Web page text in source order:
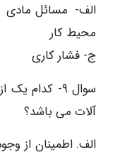
الف-
محیط کار
ج- فشار
سوال ۹- کدام
آلات می باشد؟
الف. اطمینان